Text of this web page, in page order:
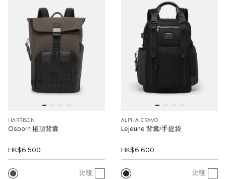
HARRISON
Osborn 捲頂背囊
HK$6,500
比較
ALPHA BRAVO
Lejeune 背囊/手提袋
HK$6,600
比較